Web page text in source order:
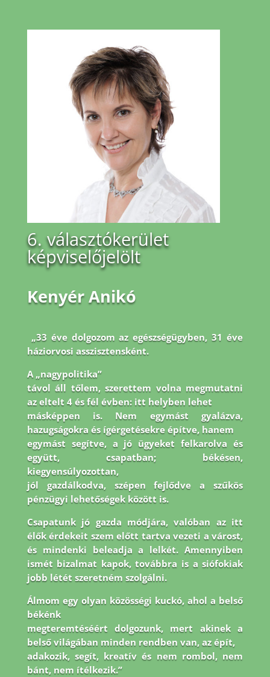
6. választókerület
képviselőjelölt
Kenyér Anikó
„33 éve dolgozom az egészségügyben, 31 éve
háziorvosi asszisztensként.
A „nagypolitika”
távol áll tőlem, szerettem volna megmutatni
az eltelt 4 és fél évben: itt helyben lehet
másképpen is. Nem egymást gyalázva,
hazugságokra és ígérgetésekre építve, hanem
egymást segítve, a jó ügyeket felkarolva és
együtt, csapatban; békésen,
kiegyensúlyozottan,
jól gazdálkodva, szépen fejlődve a szűkös
pénzügyi lehetőségek között is.
Csapatunk jó gazda módjára, valóban az itt
élők érdekeit szem előtt tartva vezeti a várost,
és mindenki beleadja a lelkét. Amennyiben
ismét bizalmat kapok, továbbra is a siófokiak
jobb létét szeretném szolgálni.
Álmom egy olyan közösségi kuckó, ahol a belső
békénk
megteremtéséért dolgozunk, mert akinek a
belső világában minden rendben van, az épít,
adakozik, segít, kreatív és nem rombol, nem
bánt, nem ítélkezik.”